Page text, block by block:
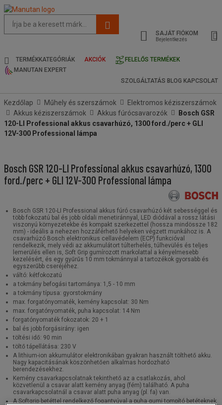
oldal
és
keresési
SAJÁT FIÓKOM
Bejelentkezés
TERMÉKKATEGÓRIÁK AKCIÓK
FELELŐS TERMÉKEK
MANUTAN EXPERT
SZOLGÁLTATÁS BLOG KAPCSOLAT
Kezdőlap Műhely és szerszámok
Elektromos kéziszerszámok
Akkus kéziszerszámok
Akkus fúrócsavarozók
Bosch GSR
120-LI Professional akkus csavarhúzó, 1300 ford./perc + GLI
12V-300 Professional lámpa
Bosch GSR 120-LI Professional akkus csavarhúzó, 1300
ford./perc + GLI 12V-300 Professional lámpa
Bosch GSR 120-LI Professional akkus fúró csavarhúzó két sebességgel és
több fokozatú bal és jobb oldali menetiránnyal, LED diódával a rossz látási
viszonyú környezetekbe és kompakt szerkezettel (hossza mindössze 182
mm) - ideális a nehezen hozzáférhető helyeken végzett munkához is. A
csavarhúzó Bosch elektronikus cellavédelem (ECP) funkcióval
rendelkezik, mely védi az akkumulátort túlterhelés, túlhevülés és teljes
lemerülés ellen is, Soft Grip gumírozott markolattal a kényelmesebb
kezelésért, és egy gyűrűs 10 mm tokmánnyal a tartozékok gyorsabb és
egyszerűbb cseréjéhez.
váltó: kétfokozatú
a tokmány befogási tartománya: 1,5 - 10 mm
a tokmány típusa: gyorstokmány
max. forgatónyomaték, kemény kapcsolat: 30 Nm
max. forgatónyomaték, puha kapcsolat: 14 Nm
forgatónyomaték fokozatok: 20 + 1
bal és jobb forgásirány: igen
töltési idő: 90 min
töltő tápellátása: 230 V
A lithium-ion akkumulátor elektronikában gyakran használt tölthető akku.
Nagy kapacitásának köszönhetően alkalmas hordozható
berendezésekhez.
Kemény csavarkapcsolatnak tekinthető az a csatlakozás, ahol
közvetlenül a csavar alatt kemény anyag (fém) található. A puha
csavarkapcsolatnál a csavar alatt puha anyag (pl. fa) van.
A Softgrip betéttel rendelkező fogantyúval a puha gumi tompító betéteknek